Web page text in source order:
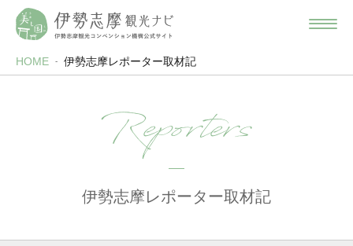
HOME 伊勢志摩レポーター取材記
Reporters
伊勢志摩レポーター取材記